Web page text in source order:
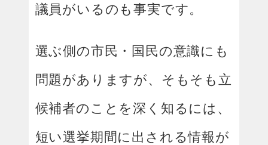
議員がいるのも事実です。
選ぶ側の市民・国民の意識にも
問題がありますが、そもそも立
候補者のことを深く知るには、
短い選挙期間に出される情報が